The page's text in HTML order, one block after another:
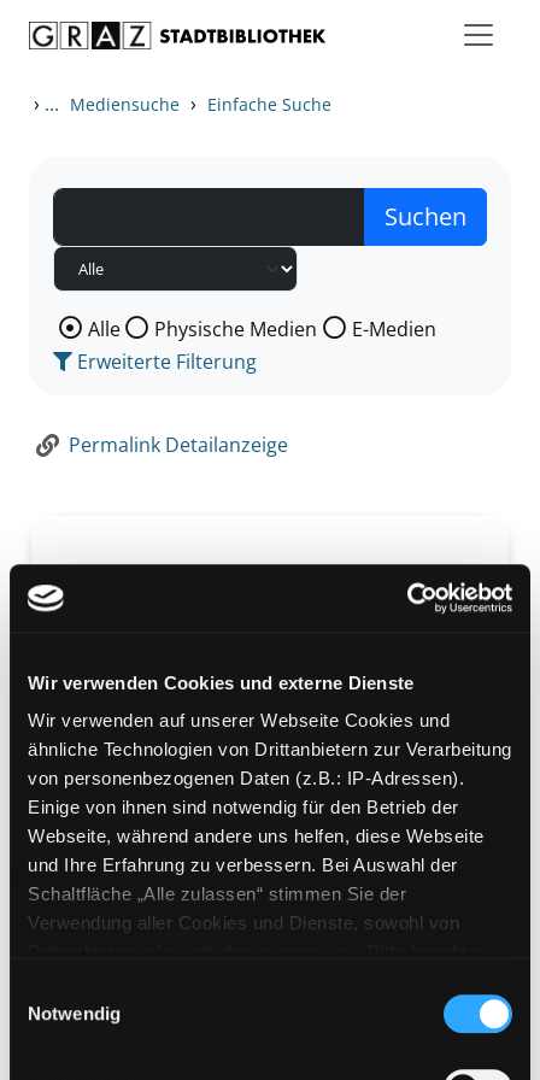
Wir verwenden Cookies und externe Dienste
Wir verwenden auf unserer Webseite Cookies und
ähnliche Technologien von Drittanbietern zur Verarbeitung
von personenbezogenen Daten (z.B.: IP-Adressen).
Einige von ihnen sind notwendig für den Betrieb der
Webseite, während andere uns helfen, diese Webseite
und Ihre Erfahrung zu verbessern. Bei Auswahl der
Schaltfläche „Alle zulassen“ stimmen Sie der
Verwendung aller Cookies und Dienste, sowohl von
Cookies von Drittanbietern, eine Verarbeitung in
unsicheren Drittländern (Länder außerhalb des EWR
ohne adäquates Datenschutzniveau) stattfinden kann. In
Notwendig
› ... Mediensuche › Einfache Suche
Wählen Sie die Medienart nach der Sie suchen wollen.
Alle Physische Medien
E-Medien
Erweiterte Filterung
Permalink Detailanzeige
Garten
Mediengruppe:Kinderbuch
Übergeordnetes Werk: Sprach- und Leseförderung
Beschreibung ein-/ausblenden
Mehr Informationen ein-/ausblenden